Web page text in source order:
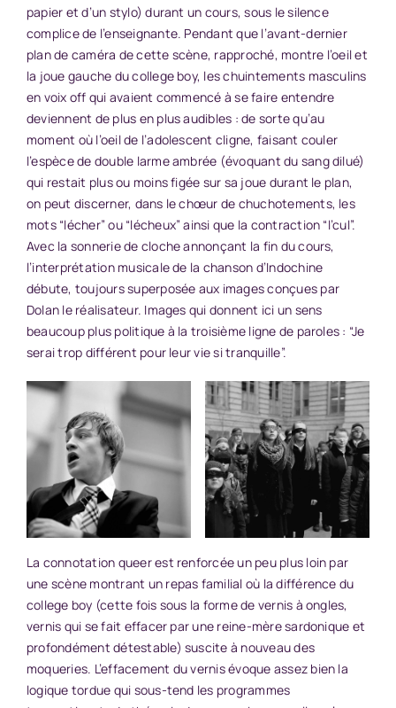
papier et d’un stylo) durant un cours, sous le silence
complice de l’enseignante. Pendant que l’avant-dernier
plan de caméra de cette scène, rapproché, montre l’oeil et
la joue gauche du college boy, les chuintements masculins
en voix off qui avaient commencé à se faire entendre
deviennent de plus en plus audibles : de sorte qu’au
moment où l’oeil de l’adolescent cligne, faisant couler
l’espèce de double larme ambrée (évoquant du sang dilué)
qui restait plus ou moins figée sur sa joue durant le plan,
on peut discerner, dans le chœur de chuchotements, les
mots “lécher” ou “lécheux” ainsi que la contraction “l’cul”.
Avec la sonnerie de cloche annonçant la fin du cours,
l’interprétation musicale de la chanson d’Indochine
débute, toujours superposée aux images conçues par
Dolan le réalisateur. Images qui donnent ici un sens
beaucoup plus politique à la troisième ligne de paroles : “Je
serai trop différent pour leur vie si tranquille”.
La connotation queer est renforcée un peu plus loin par
une scène montrant un repas familial où la différence du
college boy (cette fois sous la forme de vernis à ongles,
vernis qui se fait effacer par une reine-mère sardonique et
profondément détestable) suscite à nouveau des
moqueries. L’effacement du vernis évoque assez bien la
logique tordue qui sous-tend les programmes